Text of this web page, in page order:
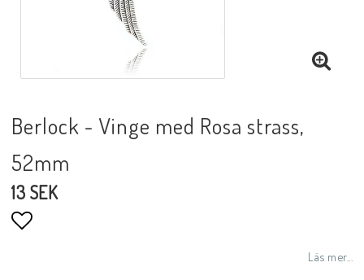
Berlock - Vinge med Rosa strass,
52mm
13 SEK
Läs mer...